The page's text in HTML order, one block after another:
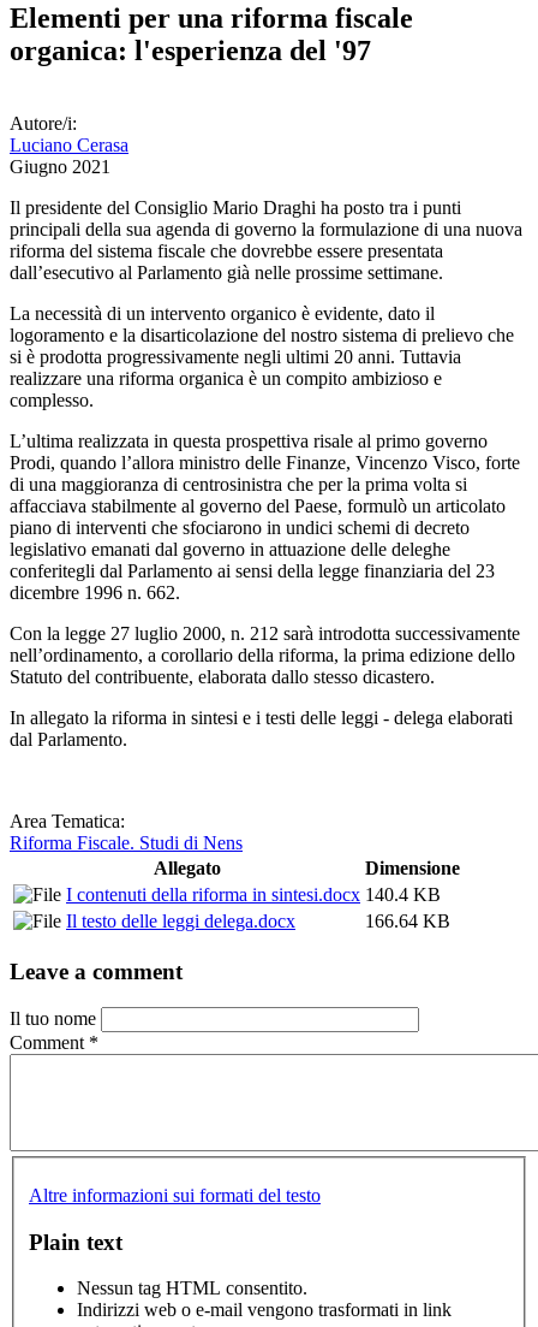
Elementi per una riforma fiscale
organica: l'esperienza del '97
Autore/i:
Luciano Cerasa
Giugno 2021
Il presidente del Consiglio Mario Draghi ha posto tra i punti
principali della sua agenda di governo la formulazione di una nuova
riforma del sistema fiscale che dovrebbe essere presentata
dall’esecutivo al Parlamento già nelle prossime settimane.
La necessità di un intervento organico è evidente, dato il
logoramento e la disarticolazione del nostro sistema di prelievo che
si è prodotta progressivamente negli ultimi 20 anni. Tuttavia
realizzare una riforma organica è un compito ambizioso e
complesso.
L’ultima realizzata in questa prospettiva risale al primo governo
Prodi, quando l’allora ministro delle Finanze, Vincenzo Visco, forte
di una maggioranza di centrosinistra che per la prima volta si
affacciava stabilmente al governo del Paese, formulò un articolato
piano di interventi che sfociarono in undici schemi di decreto
legislativo emanati dal governo in attuazione delle deleghe
conferitegli dal Parlamento ai sensi della legge finanziaria del 23
dicembre 1996 n. 662.
Con la legge 27 luglio 2000, n. 212 sarà introdotta successivamente
nell’ordinamento, a corollario della riforma, la prima edizione dello
Statuto del contribuente, elaborata dallo stesso dicastero.
In allegato la riforma in sintesi e i testi delle leggi - delega elaborati
dal Parlamento.
Area Tematica:
Riforma Fiscale. Studi di Nens
Allegato
Dimensione
I contenuti della riforma in sintesi.docx 140.4 KB
Il testo delle leggi delega.docx
166.64 KB
Leave a comment
Il tuo nome
Comment *
Altre informazioni sui formati del testo
Plain text
Nessun tag HTML consentito.
Indirizzi web o e-mail vengono trasformati in link